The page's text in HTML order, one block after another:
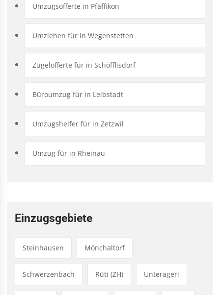
Umzugsofferte in Pfäffikon
Umziehen für in Wegenstetten
Zügelofferte für in Schöfflisdorf
Büroumzug für in Leibstadt
Umzugshelfer für in Zetzwil
Umzug für in Rheinau
Einzugsgebiete
Steinhausen Mönchaltorf
Schwerzenbach Rüti (ZH) Unterägeri